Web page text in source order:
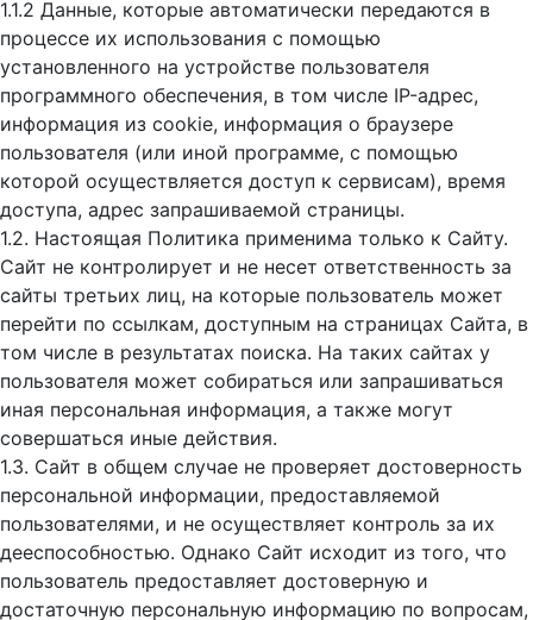
1.1.2 Данные, которые автоматически передаются в
процессе их использования с помощью
установленного на устройстве пользователя
программного обеспечения, в том числе IP-адрес,
информация из cookie, информация о браузере
пользователя (или иной программе, с помощью
которой осуществляется доступ к cервисам), время
доступа, адрес запрашиваемой страницы.
1.2. Настоящая Политика применима только к Сайту.
Сайт не контролирует и не несет ответственность за
сайты третьих лиц, на которые пользователь может
перейти по ссылкам, доступным на страницах Сайта, в
том числе в результатах поиска. На таких сайтах у
пользователя может собираться или запрашиваться
иная персональная информация, а также могут
совершаться иные действия.
1.3. Сайт в общем случае не проверяет достоверность
персональной информации, предоставляемой
пользователями, и не осуществляет контроль за их
дееспособностью. Однако Сайт исходит из того, что
пользователь предоставляет достоверную и
достаточную персональную информацию по вопросам,